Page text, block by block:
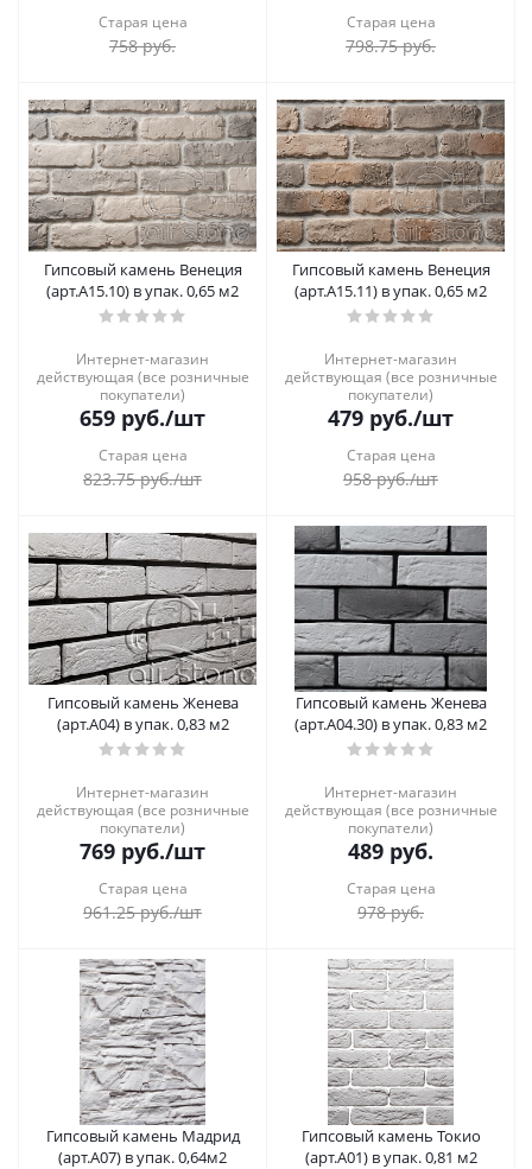
Старая цена
758руб.
Старая цена
798.75руб.
Гипсовый камень Венеция
(арт.А15.10) в упак. 0,65 м2
Интернет-магазин
действующая (все розничные
покупатели)
659 руб./шт
Старая цена
823.75руб./шт
Гипсовый камень Венеция
(арт.А15.11) в упак. 0,65 м2
Интернет-магазин
действующая (все розничные
покупатели)
479 руб./шт
Старая цена
958руб./шт
Гипсовый камень Женева
(арт.А04) в упак. 0,83 м2
Интернет-магазин
действующая (все розничные
покупатели)
769 руб./шт
Старая цена
961.25руб./шт
Гипсовый камень Женева
(арт.А04.30) в упак. 0,83 м2
Интернет-магазин
действующая (все розничные
покупатели)
489 руб.
Старая цена
978руб.
Гипсовый камень Мадрид
(арт.А07) в упак. 0,64м2
Гипсовый камень Токио
(арт.А01) в упак. 0,81 м2